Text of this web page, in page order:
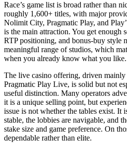
Race’s game list is broad rather than
roughly 1,600+ titles, with major
Nolimit City, Pragmatic Play, and
is the main attraction. You get enough
RTP positioning, and bonus-buy style
meaningful range of studios, which
when you already know what you like.
The live casino offering, driven
Pragmatic Play Live, is solid but not
useful distinction. Many operators
it is a unique selling point, but
issue is not whether the tables exist. It
stable, the lobbies are navigable, and
stake size and game preference. On
dependable rather than elite.